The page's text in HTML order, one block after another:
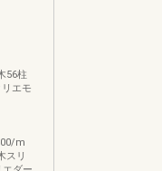
56柱
エモ
m
スリ